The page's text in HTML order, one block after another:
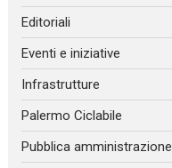
Editoriali
Eventi e iniziative
Infrastrutture
Palermo Ciclabile
Pubblica amministrazione